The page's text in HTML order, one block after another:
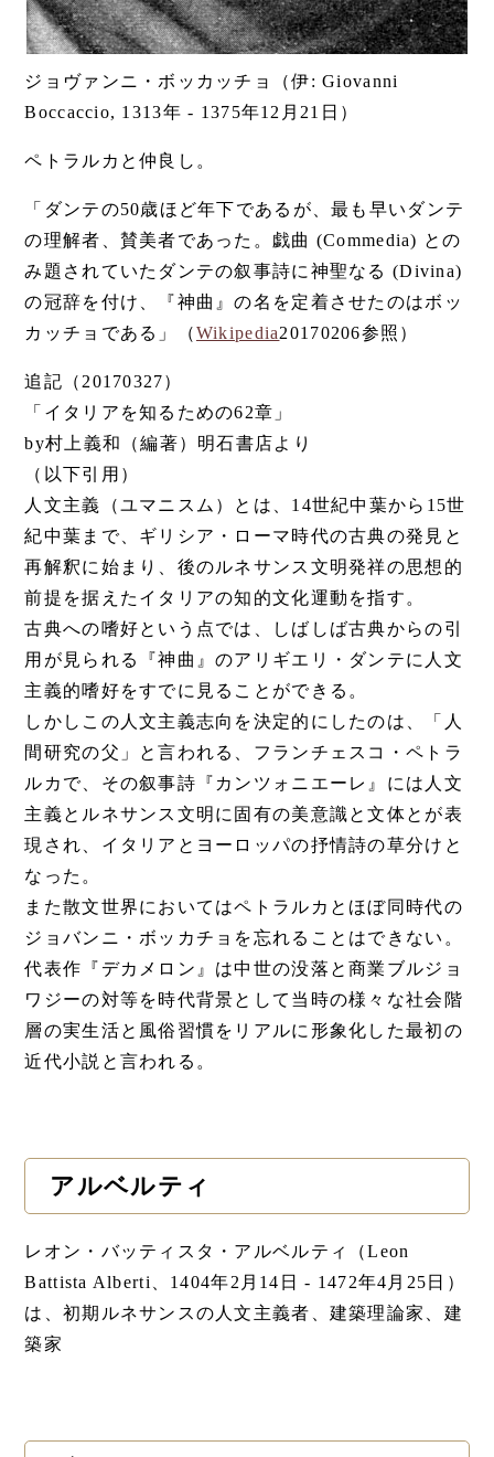
ジョヴァンニ・ボッカッチョ（伊: Giovanni
Boccaccio, 1313年 - 1375年12月21日）
ペトラルカと仲良し。
「ダンテの50歳ほど年下であるが、最も早いダンテ
の理解者、賛美者であった。戯曲 (Commedia) との
み題されていたダンテの叙事詩に神聖なる (Divina)
の冠辞を付け、『神曲』の名を定着させたのはボッ
カッチョである」（Wikipedia20170206参照）
追記（20170327）
「イタリアを知るための62章」
by村上義和（編著）明石書店より
（以下引用）
人文主義（ユマニスム）とは、14世紀中葉から15世
紀中葉まで、ギリシア・ローマ時代の古典の発見と
再解釈に始まり、後のルネサンス文明発祥の思想的
前提を据えたイタリアの知的文化運動を指す。
古典への嗜好という点では、しばしば古典からの引
用が見られる『神曲』のアリギエリ・ダンテに人文
主義的嗜好をすでに見ることができる。
しかしこの人文主義志向を決定的にしたのは、「人
間研究の父」と言われる、フランチェスコ・ペトラ
ルカで、その叙事詩『カンツォニエーレ』には人文
主義とルネサンス文明に固有の美意識と文体とが表
現され、イタリアとヨーロッパの抒情詩の草分けと
なった。
また散文世界においてはペトラルカとほぼ同時代の
ジョバンニ・ボッカチョを忘れることはできない。
代表作『デカメロン』は中世の没落と商業ブルジョ
ワジーの対等を時代背景として当時の様々な社会階
層の実生活と風俗習慣をリアルに形象化した最初の
近代小説と言われる。
アルベルティ
レオン・バッティスタ・アルベルティ（Leon
Battista Alberti、1404年2月14日 - 1472年4月25日）
は、初期ルネサンスの人文主義者、建築理論家、建
築家